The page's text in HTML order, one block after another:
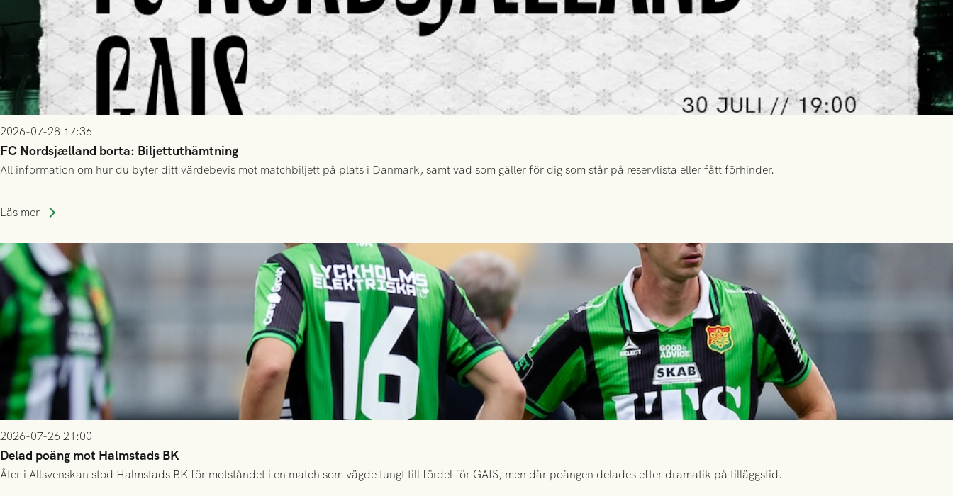
2026-07-28 17:36
FC Nordsjælland borta: Biljettuthämtning
All information om hur du byter ditt värdebevis mot matchbiljett på plats i Danmark, samt vad som gäller för dig som står på reservlista eller fått förhinder.
Läs mer
2026-07-26 21:00
Delad poäng mot Halmstads BK
Åter i Allsvenskan stod Halmstads BK för motståndet i en match som vägde tungt till fördel för GAIS, men där poängen delades efter dramatik på tilläggstid.